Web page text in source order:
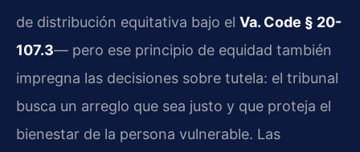
de distribución equitativa bajo el Va. Code § 20-
107.3— pero ese principio de equidad también
impregna las decisiones sobre tutela: el tribunal
busca un arreglo que sea justo y que proteja el
bienestar de la persona vulnerable. Las